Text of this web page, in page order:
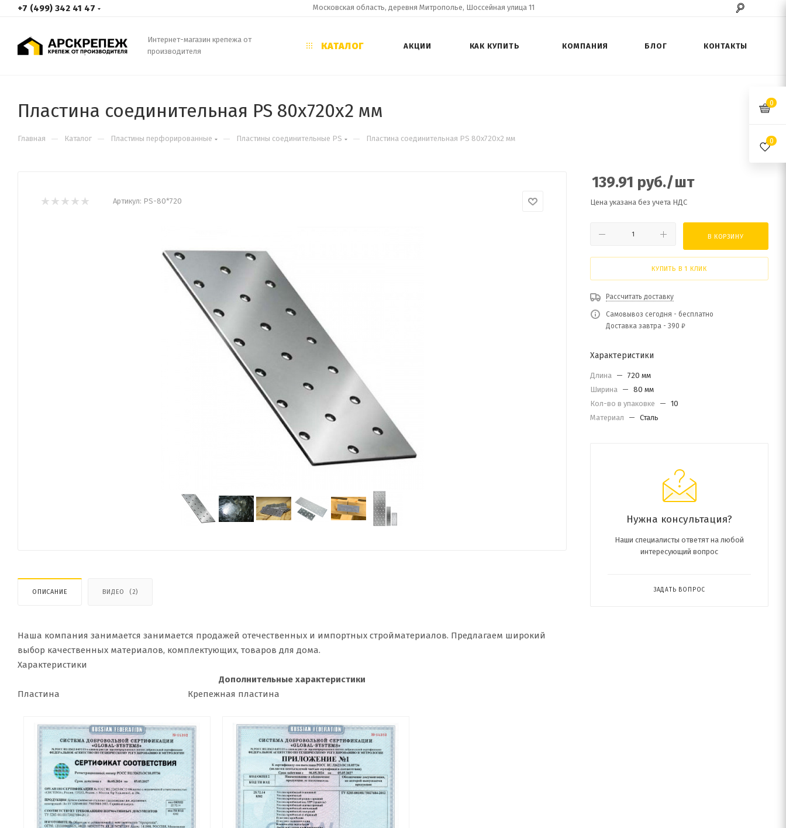
+7 (499) 342 41 47 Московская область, деревня Митрополье, Шоссейная улица 11
Интернет-магазин крепежа от
производителя
КАТАЛОГ АКЦИИ КАК КУПИТЬ КОМПАНИЯ БЛОГ КОНТАКТЫ
Пластина соединительная PS 80х720х2 мм
Главная — Каталог — Пластины перфорированные — Пластины соединительные PS — Пластина соединительная PS 80х720х2 мм
Артикул: PS-80*720
ОПИСАНИЕ ВИДЕО (2)
Наша компания занимается занимается продажей отечественных и импортных стройматериалов. Предлагаем широкий
выбор качественных материалов, комплектующих, товаров для дома.
Характеристики
Дополнительные характеристики
Пластина
Крепежная пластина
139.91 руб./шт
Цена указана без учета НДС
В КОРЗИНУ
КУПИТЬ В 1 КЛИК
Рассчитать доставку
Самовывоз сегодня - бесплатно
Доставка завтра - 390 ₽
Характеристики
Длина — 720 мм
Ширина — 80 мм
Кол-во в упаковке
— 10
Материал
— Сталь
Нужна консультация?
Наши специалисты ответят на любой
интересующий вопрос
ЗАДАТЬ ВОПРОС
0
0